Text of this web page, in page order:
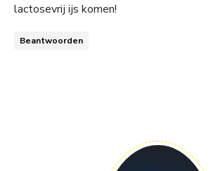
lactosevrij ijs komen!
Beantwoorden